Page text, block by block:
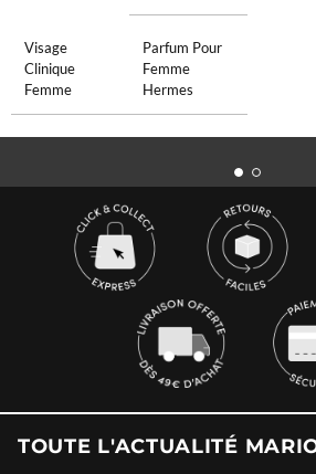
Visage
Clinique
Femme
Parfum Pour
Femme
Hermes
TOUTE L'ACTUALITÉ